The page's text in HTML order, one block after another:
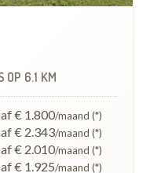
OP 6.1 KM
€ 1.800/maand (*)
€ 2.343/maand (*)
€ 2.010/maand (*)
€ 1.925/maand (*)